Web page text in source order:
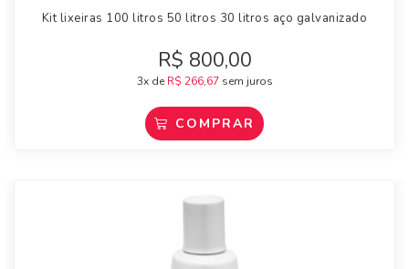
Kit lixeiras 100 litros 50 litros 30 litros aço galvanizado
R$ 800,00
3x de R$ 266,67sem juros
COMPRAR